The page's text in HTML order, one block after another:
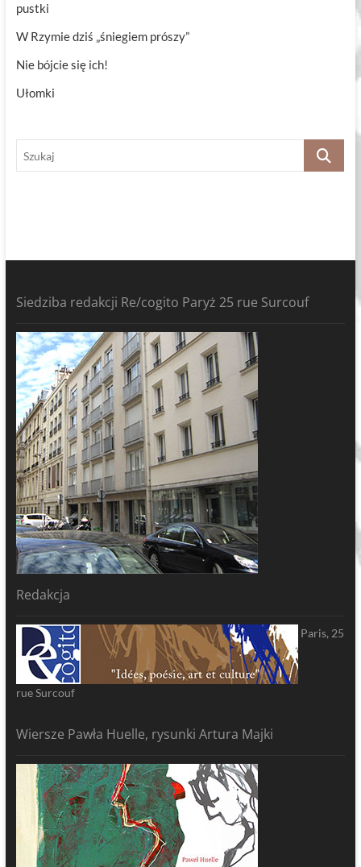
pustki
W Rzymie dziś „śniegiem prószy”
Nie bójcie się ich!
Ułomki
Szukaj
Siedziba redakcji Re/cogito Paryż 25 rue Surcouf
Redakcja
Paris, 25
rue Surcouf
Wiersze Pawła Huelle, rysunki Artura Majki